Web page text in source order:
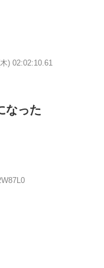
) 02:02:10.61
なった